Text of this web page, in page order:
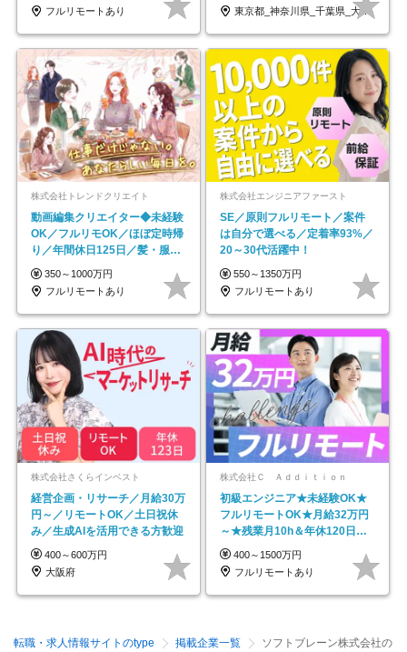
フルリモートあり
東京都_神奈川県_千葉県_大阪府_愛知県…
株式会社トレンドクリエイト
動画編集クリエイター◆未経験
OK／フルリモOK／ほぼ定時帰
り／年間休日125日／髪・服・
ネイル自由／副業OK
350～1000万円
フルリモートあり
株式会社エンジニアファースト
SE／原則フルリモート／案件
は自分で選べる／定着率93%／
20～30代活躍中！
550～1350万円
フルリモートあり
株式会社さくらインベスト
経営企画・リサーチ／月給30万
円～／リモートOK／土日祝休
み／生成AIを活用できる方歓迎
400～600万円
大阪府
株式会社Ｃ Ａｄｄｉｔｉｏｎ
初級エンジニア★未経験OK★
フルリモートOK★月給32万円
～★残業月10h＆年休120日以
上★副業可
400～1500万円
フルリモートあり
転職・求人情報サイトのtype 掲載企業一覧 ソフトブレーン株式会社の